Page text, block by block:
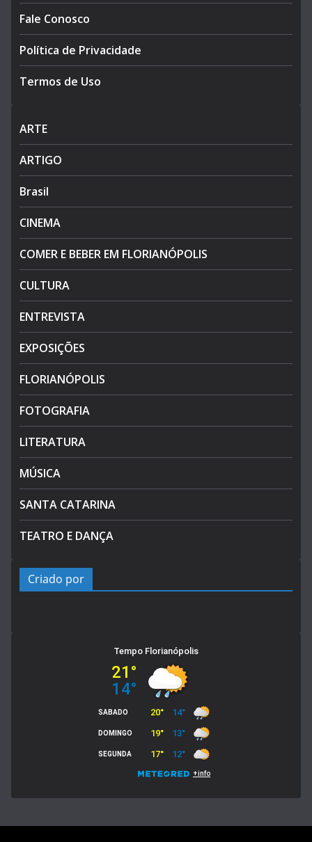
Fale Conosco
Política de Privacidade
Termos de Uso
ARTE
ARTIGO
Brasil
CINEMA
COMER E BEBER EM FLORIANÓPOLIS
CULTURA
ENTREVISTA
EXPOSIÇÕES
FLORIANÓPOLIS
FOTOGRAFIA
LITERATURA
MÚSICA
SANTA CATARINA
TEATRO E DANÇA
Criado por